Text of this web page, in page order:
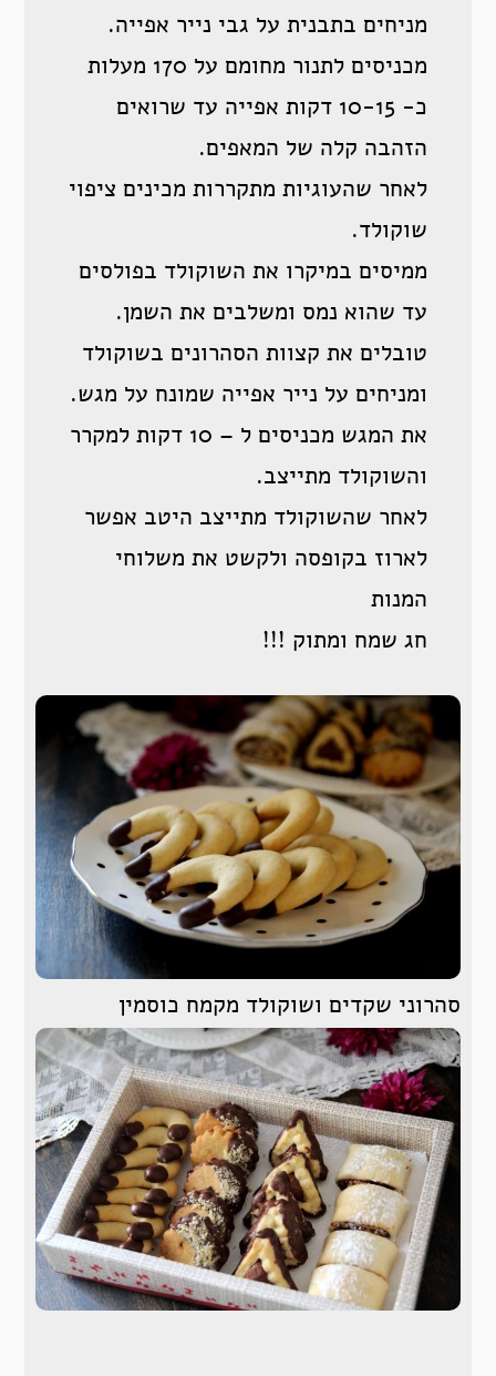
מניחים בתבנית על גבי נייר אפייה.
מכניסים לתנור מחומם על 170 מעלות
כ- 10-15 דקות אפייה עד שרואים
הזהבה קלה של המאפים.
לאחר שהעוגיות מתקררות מכינים ציפוי
שוקולד.
ממיסים במיקרו את השוקולד בפולסים
עד שהוא נמס ומשלבים את השמן.
טובלים את קצוות הסהרונים בשוקולד
ומניחים על נייר אפייה שמונח על מגש.
את המגש מכניסים ל – 10 דקות למקרר
והשוקולד מתייצב.
לאחר שהשוקולד מתייצב היטב אפשר
לארוז בקופסה ולקשט את משלוחי
המנות
חג שמח ומתוק !!!
סהרוני שקדים ושוקולד מקמח כוסמין